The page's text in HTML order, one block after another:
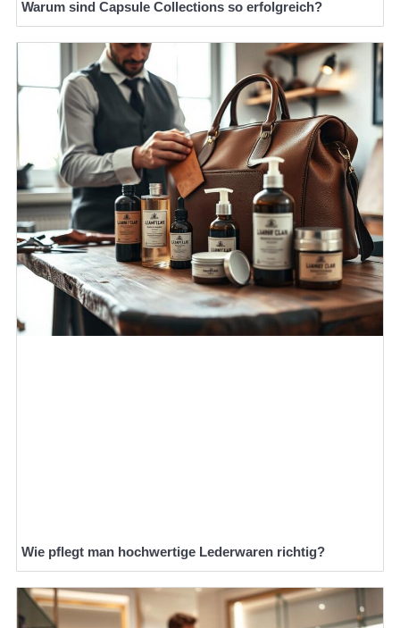
Warum sind Capsule Collections so erfolgreich?
Wie pflegt man hochwertige Lederwaren richtig?